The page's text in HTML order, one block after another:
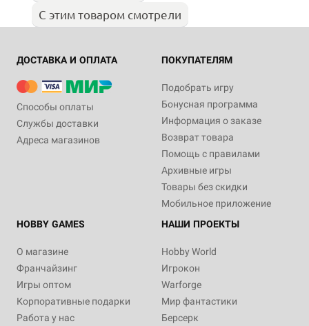
С этим товаром смотрели
ДОСТАВКА И ОПЛАТА
Способы оплаты
Службы доставки
Адреса магазинов
ПОКУПАТЕЛЯМ
Подобрать игру
Бонусная программа
Информация о заказе
Возврат товара
Помощь с правилами
Архивные игры
Товары без скидки
Мобильное приложение
HOBBY GAMES
О магазине
Франчайзинг
Игры оптом
Корпоративные подарки
Работа у нас
НАШИ ПРОЕКТЫ
Hobby World
Игрокон
Warforge
Мир фантастики
Берсерк